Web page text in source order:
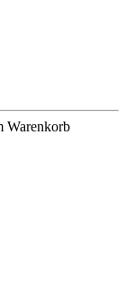
Warenkorb